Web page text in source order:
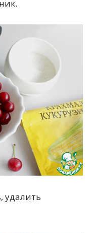
удалить